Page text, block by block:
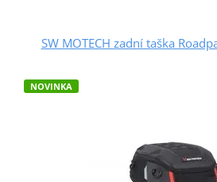
SW MOTECH zadní taška
NOVINKA